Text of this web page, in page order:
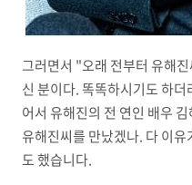
그러면서 "오래 전부터 유해
신 분이다. 똑똑하시기도 하
어서 유해진의 전 연인 배우
유해진씨를 만났겠나. 다 이
도 했습니다.